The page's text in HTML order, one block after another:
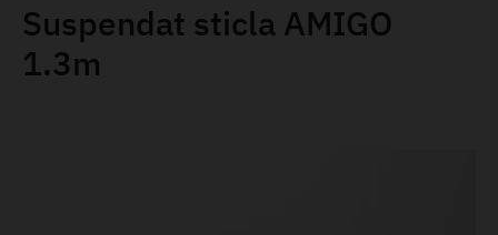
Suspendat sticla AMIGO
1.3m